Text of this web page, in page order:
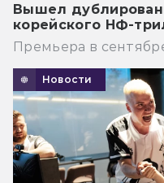
Вышел
корейского НФ-
Премьера в
Новости